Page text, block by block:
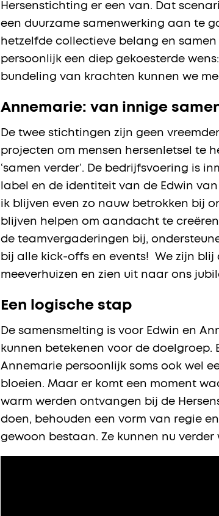
Hersenstichting er een van. Dat
een duurzame samenwerking aan te
hetzelfde collectieve belang en
persoonlijk een diep gekoesterde
bundeling van krachten kunnen we
Annemarie: van innige
De twee stichtingen zijn geen
projecten om mensen hersenletsel te
‘samen verder’. De bedrijfsvoering is
label en de identiteit van de Edwin
ik blijven even zo nauw betrokken bij
blijven helpen om aandacht te
de teamvergaderingen bij,
bij alle kick-offs en events! We zijn
meeverhuizen en zien uit naar ons
Een logische stap
De samensmelting is voor Edwin en
kunnen betekenen voor de
Annemarie persoonlijk soms ook wel
bloeien. Maar er komt een moment
warm werden ontvangen bij de
doen, behouden een vorm van regie
gewoon bestaan. Ze kunnen nu verder